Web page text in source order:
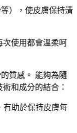
），使皮膚保持清
次使用都會溫柔呵
質感。 能夠為隨
和成分的結合：
有助於保持皮膚每